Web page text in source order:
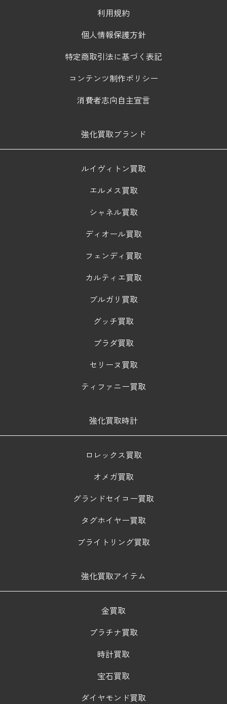
利用規約
個人情報保護方針
特定商取引法に基づく表記
コンテンツ制作ポリシー
消費者志向自主宣言
強化買取ブランド
ルイヴィトン買取
エルメス買取
シャネル買取
ディオール買取
フェンディ買取
カルティエ買取
ブルガリ買取
グッチ買取
プラダ買取
セリーヌ買取
ティファニー買取
強化買取時計
ロレックス買取
オメガ買取
グランドセイコー買取
タグホイヤー買取
ブライトリング買取
強化買取アイテム
金買取
プラチナ買取
時計買取
宝石買取
ダイヤモンド買取